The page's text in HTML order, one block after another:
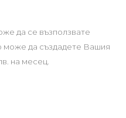
да се възползвате
може да създадете Вашия
на месец.